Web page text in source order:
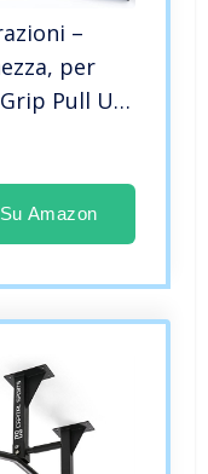
–
per
Pull Up
Amazon